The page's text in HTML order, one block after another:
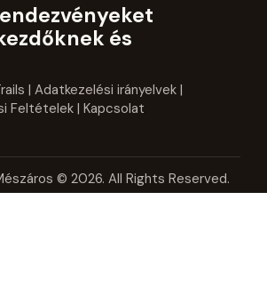
és
| Adatkezelési irányelvek |
Feltételek| Kapcsolat
© 2026. All Rights Reserved.